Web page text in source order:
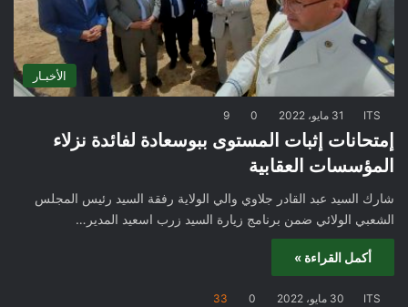
الأخبـار
ITS 31 مايو، 2022 0
9
إمتحانات إثبات المستوى ببوسعادة لفائدة نزلاء
المؤسسات العقابية
شارك السيد عبد القادر جلاوي والي الولاية رفقة السيد رئيس المجلس
الشعبي الولائي ضمن برنامج زيارة السيد زرب اسعيد المدير…
أكمل القراءة »
ITS 30 مايو، 2022 0
33